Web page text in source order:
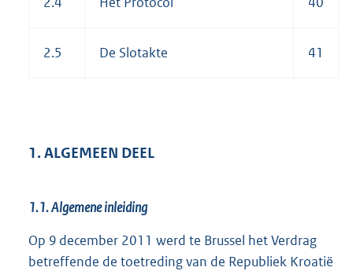
2.5 De Slotakte 41
1. ALGEMEEN DEEL
1.1. Algemene inleiding
Op 9 december 2011 werd te Brussel het Verdrag
betreffende de toetreding van de Republiek Kroatië